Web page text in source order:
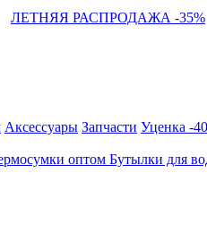
ЛЕТНЯЯ РАСПРОДАЖА -35%
Аксессуары Запчасти Уценка -
оптом Бутылки для